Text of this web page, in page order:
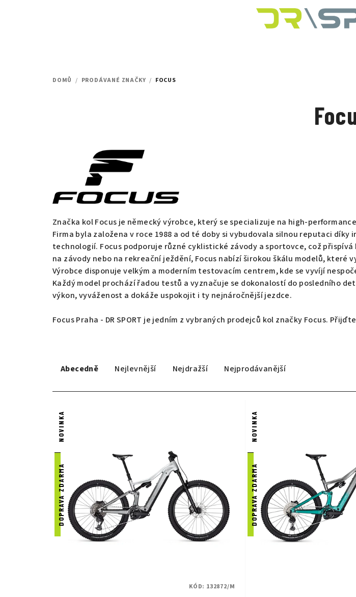
DOMŮ / PRODÁVANÉ ZNAČKY / FOCUS
Značka kol Focus je německý výrobce, který se specializuje na high-
Firma byla založena v roce 1988 a od té doby si vybudovala silnou reputaci
technologií. Focus podporuje různé cyklistické závody a sportovce, což
na závody nebo na rekreační ježdění, Focus nabízí širokou škálu modelů,
Výrobce disponuje velkým a moderním testovacím centrem, kde se vyvíjí
Každý model prochází řadou testů a vyznačuje se dokonalostí do posledního
výkon, vyváženost a dokáže uspokojit i ty nejnáročnější jezdce.
Focus Praha - DR SPORT je jedním z vybraných prodejců kol značky Focus.
z
e
n
í
p
o
d
Abecedně Nejlevnější Nejdražší Nejprodávanější
V
ý
p
s
p
NOVINKA
DOPRAVA ZDARMA
KÓD: 132872/M
NOVINKA
DOPRAVA ZDARMA